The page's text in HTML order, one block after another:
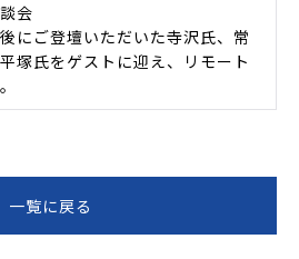
会
にご登壇いただいた寺沢氏、常
塚氏をゲストに迎え、リモート
一覧に戻る